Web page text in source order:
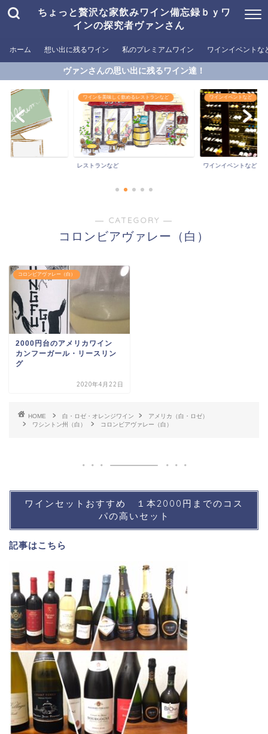
ちょっと贅沢な家飲みワイン備忘録ｂｙワ
インの探究者ヴァンさん
ホーム 想い出に残るワイン 私のプレミアムワイン ワインイベントな
ヴァンさんの思い出に残るワイン達！
ワインを美味しく飲めるレストランなど
レストランなど
ワインイベントなど
ワインイベントなど
― CATEGORY ―
コロンビアヴァレー（白）
コロンビアヴァレー（白）
2000円台のアメリカワイン
カンフーガール・リースリン
グ
2020年4月22日
HOME 白・ロゼ・オレンジワイン
アメリカ（白・ロゼ）
ワシントン州（白）
コロンビアヴァレー（白）
ワインセットおすすめ １本2000円までのコス
パの高いセット
記事はこちら